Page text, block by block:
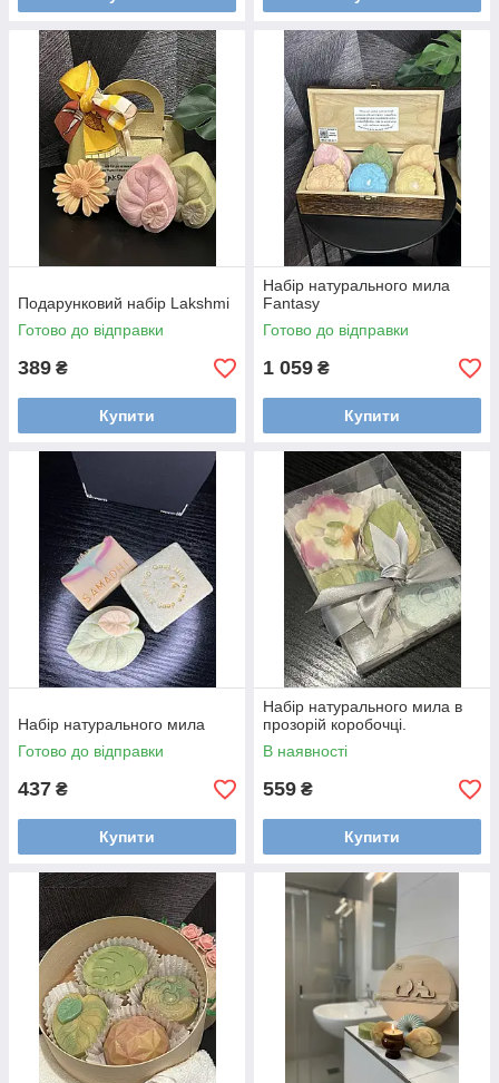
Подарунковий набір Lakshmi
Готово до відправки
389 ₴
Купити
Набір натурального мила
Fantasy
Готово до відправки
1 059 ₴
Купити
Набір натурального мила
Готово до відправки
437 ₴
Купити
Набір натурального мила в
прозорій коробочці.
В наявності
559 ₴
Купити